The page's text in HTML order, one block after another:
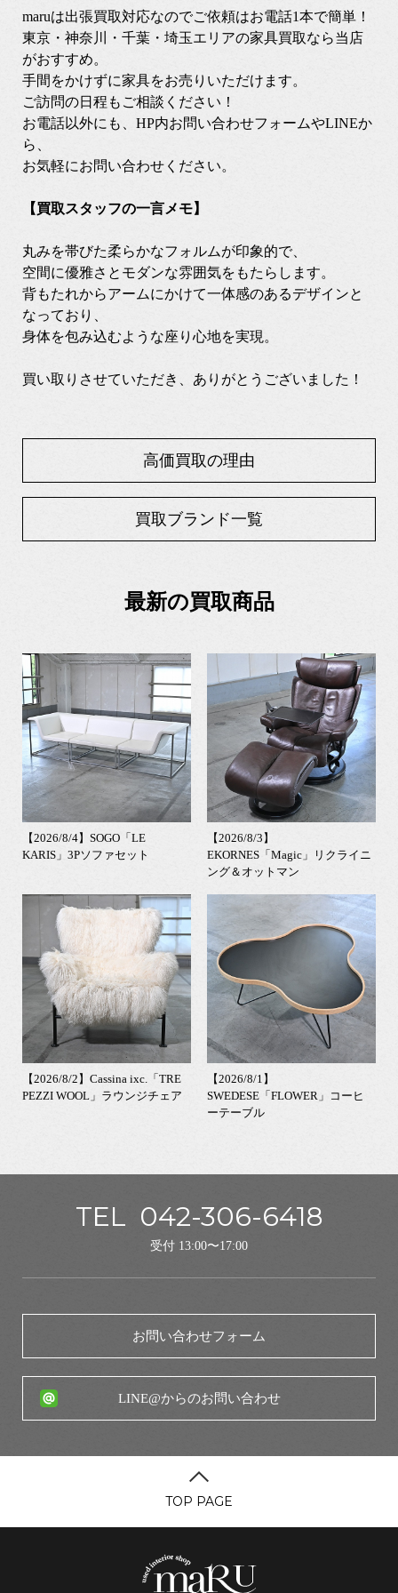
maruは出張買取対応なのでご依頼はお電話1本で簡単！
東京・神奈川・千葉・埼玉エリアの家具買取なら当店
がおすすめ。
手間をかけずに家具をお売りいただけます。
ご訪問の日程もご相談ください！
お電話以外にも、HP内お問い合わせフォームやLINEか
ら、
お気軽にお問い合わせください。
【買取スタッフの一言メモ】
丸みを帯びた柔らかなフォルムが印象的で、
空間に優雅さとモダンな雰囲気をもたらします。
背もたれからアームにかけて一体感のあるデザインと
なっており、
身体を包み込むような座り心地を実現。
買い取りさせていただき、ありがとうございました！
高価買取の理由
買取ブランド一覧
最新の買取商品
【2026/8/4】SOGO「LE
KARIS」3Pソファセット
【2026/8/3】
EKORNES「Magic」リクライニ
ング＆オットマン
【2026/8/2】Cassina ixc.「TRE
PEZZI WOOL」ラウンジチェア
【2026/8/1】
SWEDESE「FLOWER」コーヒ
ーテーブル
TEL 042-306-6418
受付 13:00〜17:00
お問い合わせフォーム
LINE@からのお問い合わせ
TOP PAGE